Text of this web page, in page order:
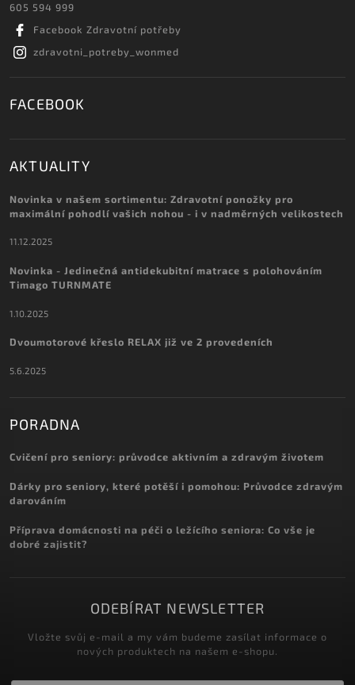
605 594 999
Facebook Zdravotní potřeby
zdravotni_potreby_wonmed
FACEBOOK
AKTUALITY
Novinka v našem sortimentu: Zdravotní ponožky pro
maximální pohodlí vašich nohou - i v nadměrných velikostech
11.12.2025
Novinka - Jedinečná antidekubitní matrace s polohováním
Timago TURNMATE
1.10.2025
Dvoumotorové křeslo RELAX již ve 2 provedeních
5.6.2025
PORADNA
Cvičení pro seniory: průvodce aktivním a zdravým životem
Dárky pro seniory, které potěší i pomohou: Průvodce zdravým
darováním
Příprava domácnosti na péči o ležícího seniora: Co vše je
dobré zajistit?
ODEBÍRAT NEWSLETTER
Vložte svůj e-mail a my vám budeme zasílat informace o
nových produktech na našem e-shopu.